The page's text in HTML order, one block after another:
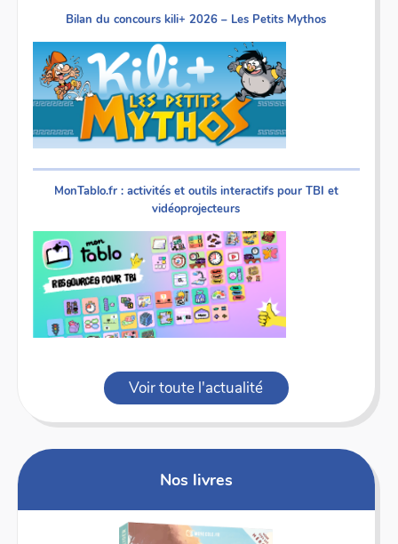
Bilan du concours kili+ 2026 – Les Petits Mythos
MonTablo.fr : activités et outils interactifs pour TBI et
vidéoprojecteurs
Voir toute l'actualité
Nos livres